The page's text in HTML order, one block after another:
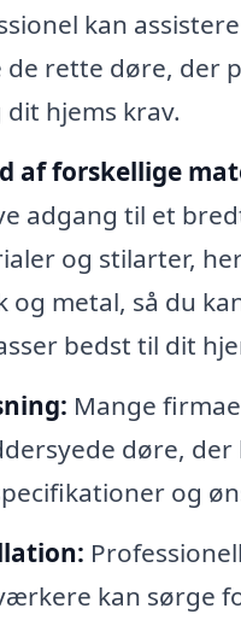
kan
rette døre, der
dit hjems krav.
af forskellige
adgang til et
og stilarter,
og metal, så du
bedst til dit
Mange
døre, der
og
kan sørge